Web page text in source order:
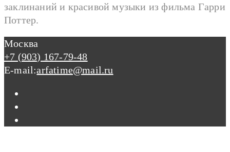
заклинаний и красивой музыки из фильма Гарри
Поттер.
Москва
+7 (903) 167-79-48
E-mail:arfatime@mail.ru